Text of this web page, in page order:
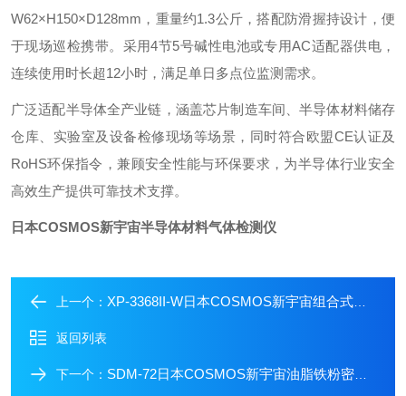
W62×H150×D128mm，重量约1.3公斤，搭配防滑握持设计，便
于现场巡检携带。采用4节5号碱性电池或专用AC适配器供电，
连续使用时长超12小时，满足单日多点位监测需求。
广泛适配半导体全产业链，涵盖芯片制造车间、半导体材料储存
仓库、实验室及设备检修现场等场景，同时符合欧盟CE认证及
RoHS环保指令，兼顾安全性能与环保要求，为半导体行业安全
高效生产提供可靠技术支撑。
日本COSMOS新宇宙半导体材料气体检测仪
上一个： XP-3368II-W日本COSMOS新宇宙组合式气体检测仪
返回列表
下一个： SDM-72日本COSMOS新宇宙油脂铁粉密度计